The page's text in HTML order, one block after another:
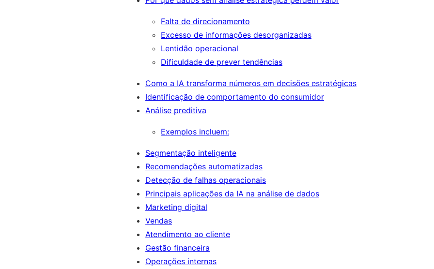
Falta de direcionamento
Excesso de informações desorganizadas
Lentidão operacional
Dificuldade de prever tendências
Como a IA transforma números em decisões estratégicas
Identificação de comportamento do consumidor
Análise preditiva
Exemplos incluem:
Segmentação inteligente
Recomendações automatizadas
Detecção de falhas operacionais
Principais aplicações da IA na análise de dados
Marketing digital
Vendas
Atendimento ao cliente
Gestão financeira
Operações internas